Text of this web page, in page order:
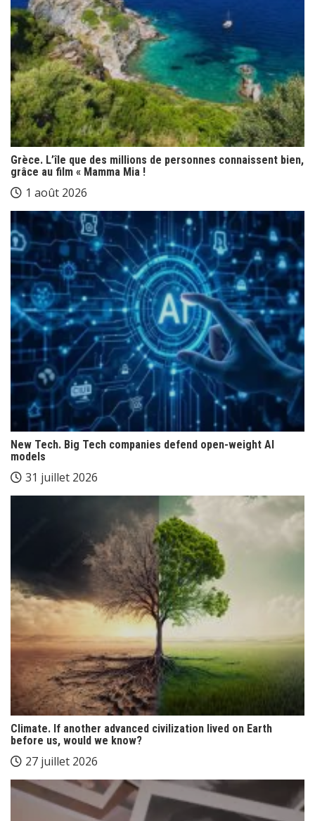
Grèce. L’île que des millions de personnes connaissent bien,
grâce au film « Mamma Mia !
1 août 2026
New Tech. Big Tech companies defend open-weight AI
models
31 juillet 2026
Climate. If another advanced civilization lived on Earth
before us, would we know?
27 juillet 2026